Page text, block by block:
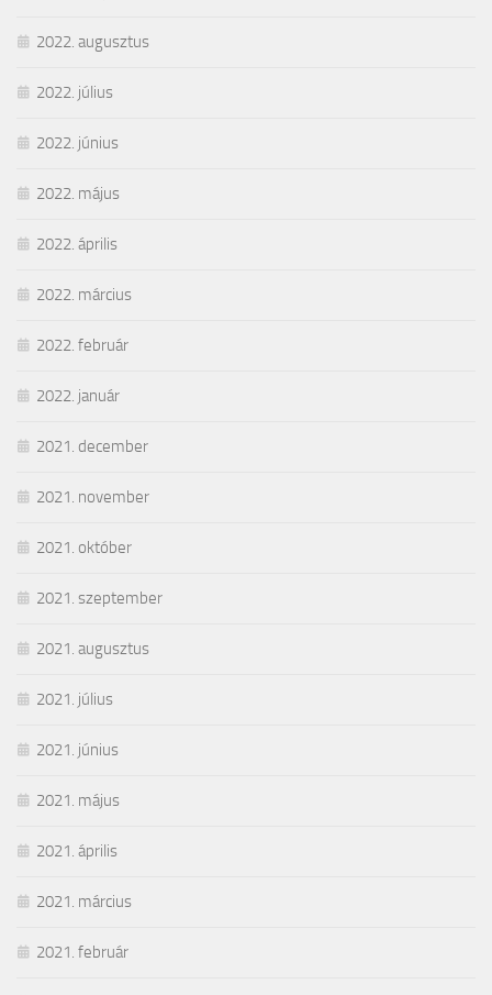
2022. augusztus
2022. július
2022. június
2022. május
2022. április
2022. március
2022. február
2022. január
2021. december
2021. november
2021. október
2021. szeptember
2021. augusztus
2021. július
2021. június
2021. május
2021. április
2021. március
2021. február